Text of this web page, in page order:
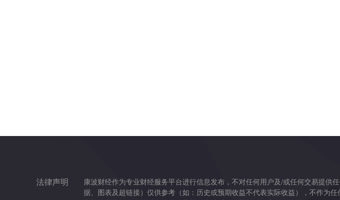
法律声明
康波财经作为专业财经服务平台进行信息发布，不对任何用户及/或任何交易提供
据、图表及超链接）仅供参考（如：历史或预期收益不代表实际收益），不作为